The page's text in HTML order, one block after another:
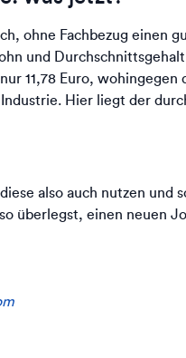
ohne Fachbezug einen
und
11,78 Euro,
Hier liegt der
also auch nutzen
überlegst, einen neuen